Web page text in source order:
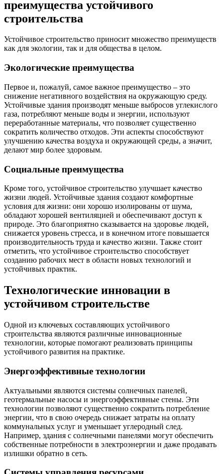
преимущества устойчивого
строительства
Устойчивое строительство приносит множество преимуществ
как для экологии, так и для общества в целом.
Экологические преимущества
Первое и, пожалуй, самое важное преимущество – это
снижение негативного воздействия на окружающую среду.
Устойчивые здания производят меньше выбросов углекислого
газа, потребляют меньше воды и энергии, используют
переработанные материалы, что позволяет существенно
сократить количество отходов. Эти аспекты способствуют
улучшению качества воздуха и окружающей среды, а значит,
делают мир более здоровым.
Социальные преимущества
Кроме того, устойчивое строительство улучшает качество
жизни людей. Устойчивые здания создают комфортные
условия для жизни: они хорошо изолированы от шума,
обладают хорошей вентиляцией и обеспечивают доступ к
природе. Это благоприятно сказывается на здоровье людей,
снижается уровень стресса, и в конечном итоге повышается
производительность труда и качество жизни. Также стоит
отметить, что устойчивое строительство способствует
созданию рабочих мест в области новых технологий и
устойчивых практик.
Технологические инновации в
устойчивом строительстве
Одной из ключевых составляющих устойчивого
строительства являются различные инновационные
технологии, которые помогают реализовать принципы
устойчивого развития на практике.
Энергоэффективные технологии
Актуальными являются системы солнечных панелей,
геотермальные насосы и энергоэффективные стены. Эти
технологии позволяют существенно сократить потребление
энергии, что в свою очередь снижает затраты на оплату
коммунальных услуг и уменьшает углеродный след.
Например, здания с солнечными панелями могут обеспечить
собственные потребности в электроэнергии и даже продавать
излишки обратно в сеть.